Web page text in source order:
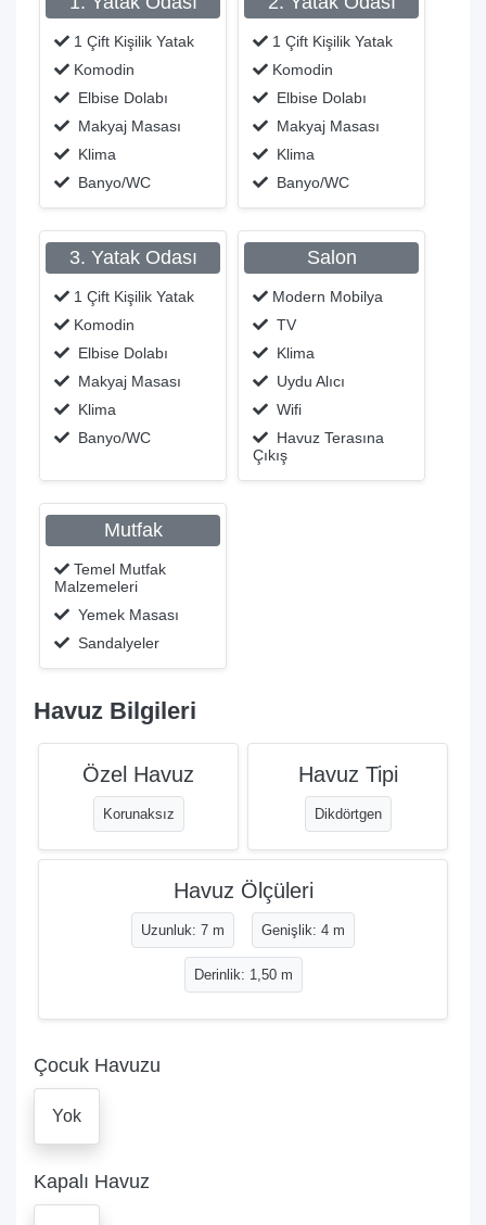
1 Çift Kişilik Yatak
Komodin
Elbise Dolabı
Makyaj Masası
Klima
Banyo/WC
1 Çift Kişilik Yatak
Komodin
Elbise Dolabı
Makyaj Masası
Klima
Banyo/WC
3. Yatak Odası
1 Çift Kişilik Yatak
Komodin
Elbise Dolabı
Makyaj Masası
Klima
Banyo/WC
Salon
Modern Mobilya
TV
Klima
Uydu Alıcı
Wifi
Havuz Terasına
Çıkış
Mutfak
Temel Mutfak
Malzemeleri
Yemek Masası
Sandalyeler
Havuz Bilgileri
Özel Havuz
Korunaksız
Havuz Tipi
Dikdörtgen
Havuz Ölçüleri
Uzunluk: 7 m Genişlik: 4 m
Derinlik: 1,50 m
Çocuk Havuzu
Yok
Kapalı Havuz